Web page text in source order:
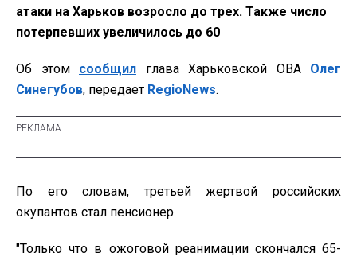
атаки на Харьков возросло до трех. Также число
потерпевших увеличилось до 60
Об этом сообщил глава Харьковской ОВА Олег
Синегубов, передает RegioNews.
По его словам, третьей жертвой российских
окупантов стал пенсионер.
"Только что в ожоговой реанимации скончался 65-